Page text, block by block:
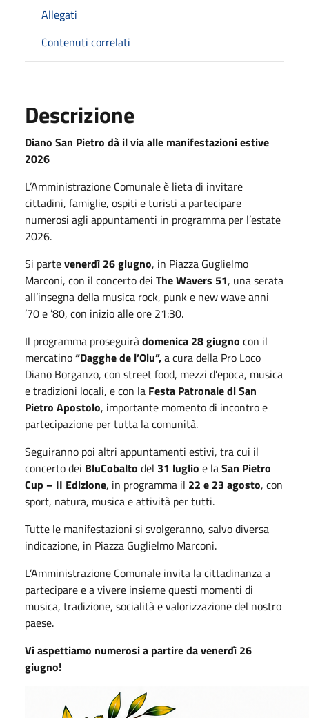
Allegati
Contenuti correlati
Descrizione
Diano San Pietro dà il via alle manifestazioni estive
2026
L’Amministrazione Comunale è lieta di invitare
cittadini, famiglie, ospiti e turisti a partecipare
numerosi agli appuntamenti in programma per l’estate
2026.
Si partevenerdì 26 giugno, in Piazza Guglielmo
Marconi, con il concerto dei The Wavers 51, una serata
all’insegna della musica rock, punk e new wave anni
’70 e ’80, con inizio alle ore 21:30.
Il programma proseguiràdomenica 28 giugno con il
mercatino“Dagghe de l’Oiu”,a cura della Pro Loco
Diano Borganzo, con street food, mezzi d’epoca, musica
e tradizioni locali, e con la Festa Patronale di San
Pietro Apostolo, importante momento di incontro e
partecipazione per tutta la comunità.
Seguiranno poi altri appuntamenti estivi, tra cui il
concerto dei BluCobalto del 31 luglio e laSan Pietro
Cup – II Edizione, in programma il 22 e 23 agosto, con
sport, natura, musica e attività per tutti.
Tutte le manifestazioni si svolgeranno, salvo diversa
indicazione, in Piazza Guglielmo Marconi.
L’Amministrazione Comunale invita la cittadinanza a
partecipare e a vivere insieme questi momenti di
musica, tradizione, socialità e valorizzazione del nostro
paese.
Vi aspettiamo numerosi a partire da venerdì 26
giugno!